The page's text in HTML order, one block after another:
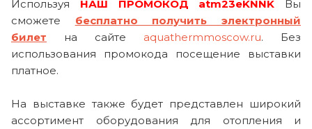
Используя НАШ ПРОМОКОД atm23eKNNK Вы
сможете бесплатно получить электронный
билет на сайте aquathermmoscow.ru. Без
использования промокода посещение выставки
платное.
На выставке также будет представлен широкий
ассортимент оборудования для отопления и